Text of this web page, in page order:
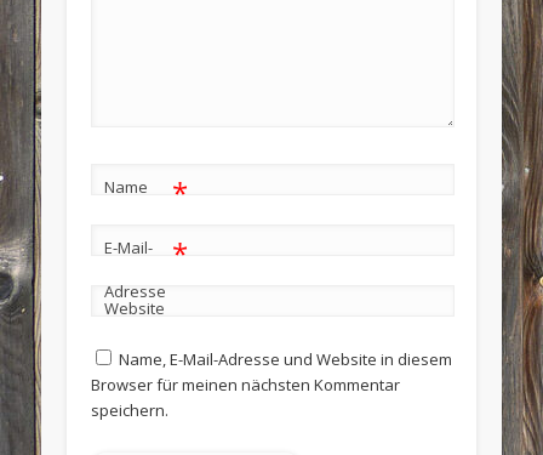
Name *
E-Mail-
Adresse
*
Website
Name, E-Mail-Adresse und Website in diesem
Browser für meinen nächsten Kommentar
speichern.